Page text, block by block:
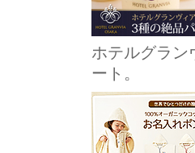
ホテルグラン
ート。